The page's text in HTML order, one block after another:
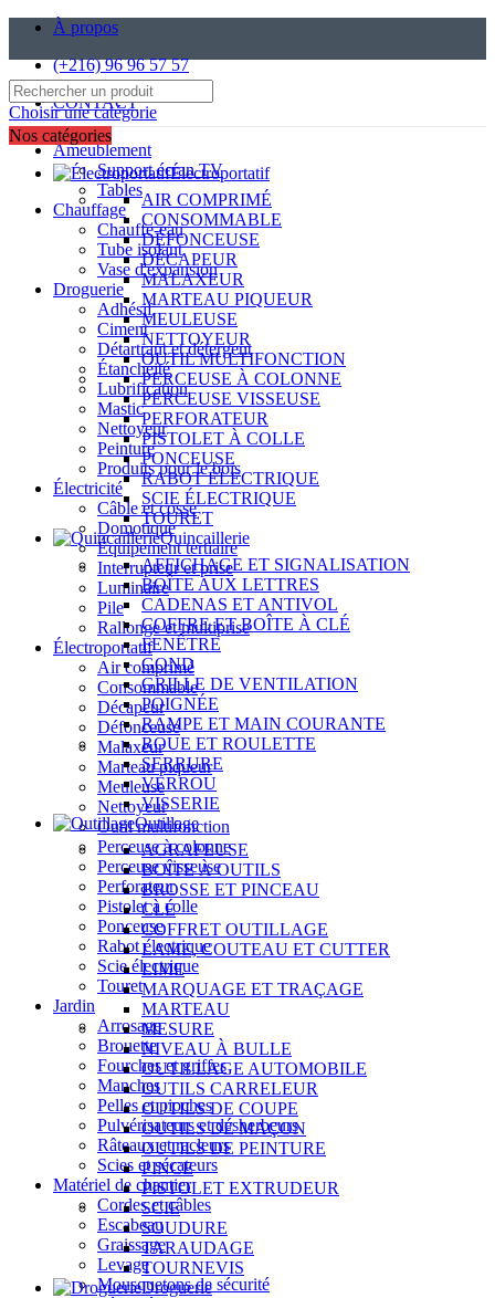
À propos
(+216) 96 96 57 57
CONTACT
Choisir une catégorie
Ameublement
Support écran TV
Tables
Chauffage
Chauffe-eau
Tube isolant
Vase d'expansion
Droguerie
Adhésif
Ciment
Détartrant et détergent
Étanchéité
Lubrification
Mastic
Nettoyeur
Peinture
Produits pour le bois
Électricité
Câble et cosse
Domotique
Équipement tertiaire
Interrupteur et prise
Luminaire
Pile
Rallonge et multiprise
Électroportatif
Air comprimé
Consommable
Décapeur
Défonceuse
Malaxeur
Marteau piqueur
Meuleuse
Nettoyeur
Outil multifonction
Perceuse à colonne
Perceuse visseuse
Perforateur
Pistolet à colle
Ponceuse
Rabot électrique
Scie électrique
Touret
Jardin
Arrosage
Brouette
Fourches et griffes
Manches
Pelles et pioches
Pulvérisateurs et désherbeurs
Râteaux et racleurs
Scies et sécateurs
Matériel de chantier
Cordes et câbles
Escabeau
Graissage
Levage
Mousquetons de sécurité
Nos catégories
Électroportatif
AIR COMPRIMÉ
CONSOMMABLE
DÉFONCEUSE
DÉCAPEUR
MALAXEUR
MARTEAU PIQUEUR
MEULEUSE
NETTOYEUR
OUTIL MULTIFONCTION
PERCEUSE À COLONNE
PERCEUSE VISSEUSE
PERFORATEUR
PISTOLET À COLLE
PONCEUSE
RABOT ÉLECTRIQUE
SCIE ÉLECTRIQUE
TOURET
Quincaillerie
AFFICHAGE ET SIGNALISATION
BOÎTE AUX LETTRES
CADENAS ET ANTIVOL
COFFRE ET BOÎTE À CLÉ
FENÊTRE
GOND
GRILLE DE VENTILATION
POIGNÉE
RAMPE ET MAIN COURANTE
ROUE ET ROULETTE
SERRURE
VERROU
VISSERIE
Outillage
AGRAFEUSE
BOÎTE À OUTILS
BROSSE ET PINCEAU
CLÉ
COFFRET OUTILLAGE
LAME, COUTEAU ET CUTTER
LIME
MARQUAGE ET TRAÇAGE
MARTEAU
MESURE
NIVEAU À BULLE
OUTILLAGE AUTOMOBILE
OUTILS CARRELEUR
OUTILS DE COUPE
OUTILS DE MAÇON
OUTILS DE PEINTURE
PINCE
PISTOLET EXTRUDEUR
SCIE
SOUDURE
TARAUDAGE
TOURNEVIS
Droguerie